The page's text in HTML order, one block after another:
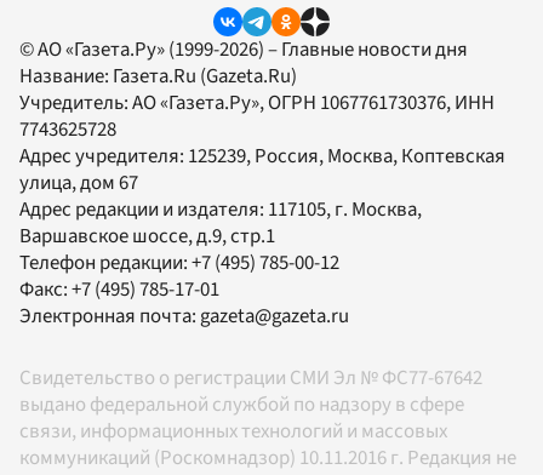
© АО «Газета.Ру» (1999-2026) – Главные новости дня
Название: Газета.Ru (Gazeta.Ru)
Учредитель:АО «Газета.Ру», ОГРН 1067761730376, ИНН
7743625728
Адрес учредителя: 125239, Россия, Москва, Коптевская
улица, дом 67
Адрес редакции и издателя: 117105, г. Москва,
Варшавское шоссе, д.9, стр.1
Телефон редакции:+7 (495) 785-00-12
Факс:+7 (495) 785-17-01
Электронная почта:gazeta@gazeta.ru
Свидетельство о регистрации СМИ Эл № ФС77-67642
выдано федеральной службой по надзору в сфере
связи, информационных технологий и массовых
коммуникаций (Роскомнадзор) 10.11.2016 г. Редакция не